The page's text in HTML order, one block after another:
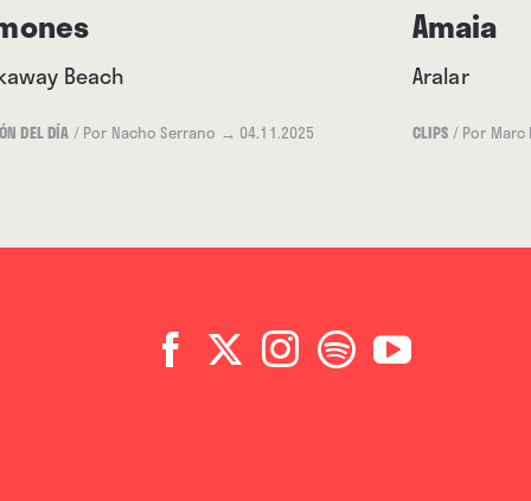
Beach
DEL DÍA / Por Nacho Serrano → 04.11.2025
Amaia
Aralar
CLIPS / Por